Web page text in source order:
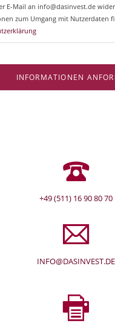
E-Mail an info@dasinvest.de
zum Umgang mit Nutzerdaten
INFORMATIONEN
+49 (511) 16 90 80 70
INFO@DASINVEST.DE